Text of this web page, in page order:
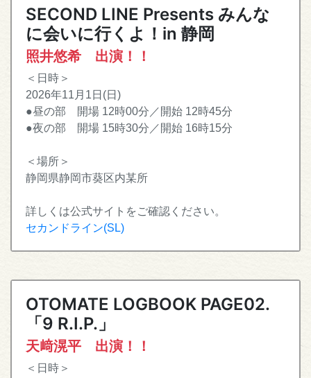
SECOND LINE Presents みんな
に会いに行くよ！in 静岡
照井悠希 出演！！
＜日時＞
2026年11月1日(日)
●昼の部 開場 12時00分／開始 12時45分
●夜の部 開場 15時30分／開始 16時15分
＜場所＞
静岡県静岡市葵区内某所
詳しくは公式サイトをご確認ください。
セカンドライン(SL)
OTOMATE LOGBOOK PAGE02.
「9 R.I.P.」
天﨑滉平 出演！！
＜日時＞